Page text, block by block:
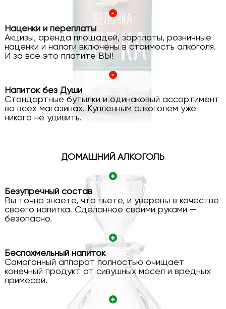
Наценки и переплаты
Акцизы, аренда площадей, зарплаты, розничные
наценки и налоги включены в стоимость алкоголя.
И за всё это платите ВЫ!
Напиток без Души
Стандартные бутылки и одинаковый ассортимент
во всех магазинах. Купленным алкоголем уже
никого не удивить.
ДОМАШНИЙ АЛКОГОЛЬ
Безупречный состав
Вы точно знаете, что пьете, и уверены в качестве
своего напитка. Сделанное своими руками —
безопасно.
Беспохмельный напиток
Самогонный аппарат полностью очищает
конечный продукт от сивушных масел и вредных
примесей.